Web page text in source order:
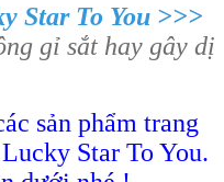
Star To You >>>
gỉ sắt hay gây dị
sản phẩm trang
Star To You.